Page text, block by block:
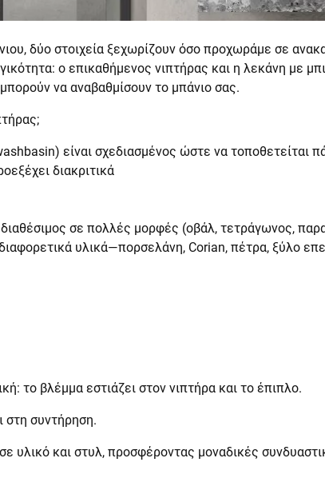
δύο στοιχεία ξεχωρίζουν όσο προχωράμε σε
ο επικαθήμενος νιπτήρας και η λεκάνη με
να αναβαθμίσουν το μπάνιο σας.
είναι σχεδιασμένος ώστε να τοποθετείται
διακριτικά
διαθέσιμος σε πολλές μορφές (οβάλ, τετράγωνος,
υλικά—πορσελάνη, Corian, πέτρα, ξύλο
το βλέμμα εστιάζει στον νιπτήρα και το έπιπλο.
στη συντήρηση.
υλικό και στυλ, προσφέροντας μοναδικές